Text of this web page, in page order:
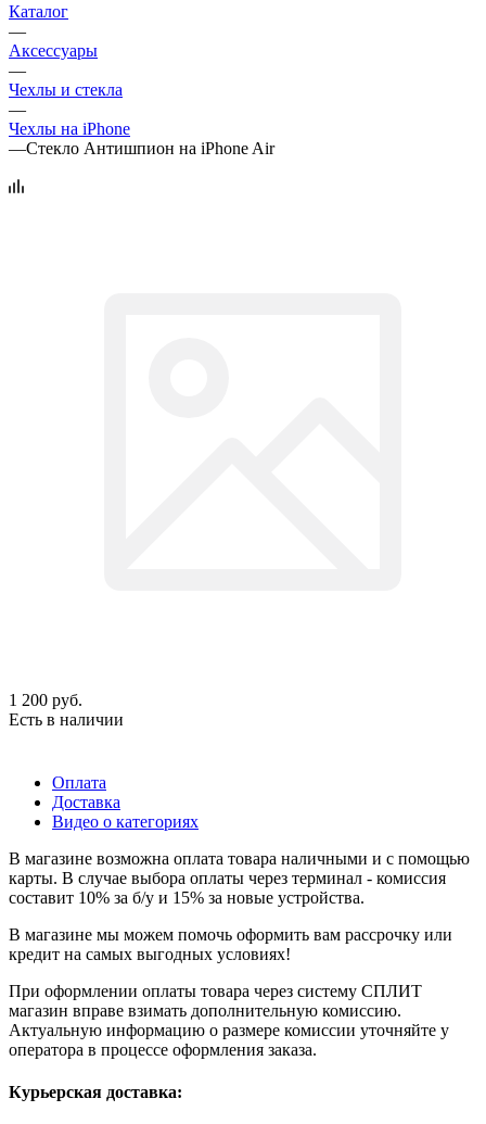
Каталог
—
Аксессуары
—
Чехлы и стекла
—
Чехлы на iPhone
—Стекло Антишпион на iPhone Air
1 200 руб.
Есть в наличии
Оплата
Доставка
Видео о категориях
В магазине возможна оплата товара наличными и с помощью
карты. В случае выбора оплаты через терминал - комиссия
составит 10% за б/у и 15% за новые устройства.
В магазине мы можем помочь оформить вам рассрочку или
кредит на самых выгодных условиях!
При оформлении оплаты товара через систему СПЛИТ
магазин вправе взимать дополнительную комиссию.
Актуальную информацию о размере комиссии уточняйте у
оператора в процессе оформления заказа.
Курьерская доставка: